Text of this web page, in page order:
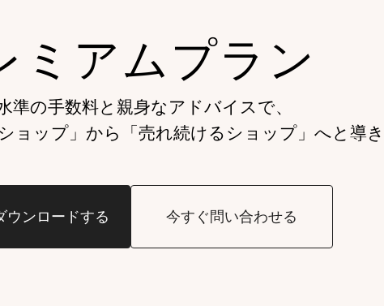
顧客ロイヤリティを向上
モバイルアプリ
複数店舗との連携
ミアムプラン
準の手数料と親身なアドバイスで、
ショップ」から「売れ続けるショップ」へと導き
ウンロードする 今すぐ問い合わせる